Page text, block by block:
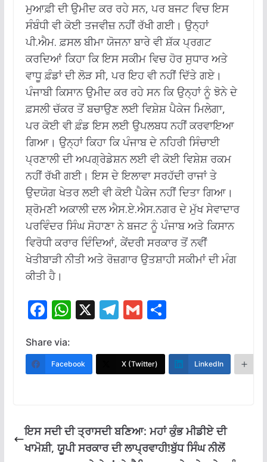
ਮੁਆਫ਼ੀ ਦੀ ਉਮੀਦ ਕਰ ਰਹੇ ਸਨ, ਪਰ ਬਜਟ ਵਿਚ ਇਸ
ਸੰਬੰਧੀ ਵੀ ਕੋਈ ਤਜਵੀਜ਼ ਨਹੀਂ ਰੱਖੀ ਗਈ। ਉਨ੍ਹਾਂ
ਪੀ.ਐਮ. ਫ਼ਸਲ ਬੀਮਾ ਯੋਜਨਾ ਬਾਰੇ ਵੀ ਸ਼ੱਕ ਪ੍ਰਗਟ
ਕਰਦਿਆਂ ਕਿਹਾ ਕਿ ਇਸ ਸਕੀਮ ਵਿਚ ਹੋਰ ਸੁਧਾਰ ਅਤੇ
ਵਾਧੂ ਫ਼ੰਡਾਂ ਦੀ ਲੋੜ ਸੀ, ਪਰ ਇਹ ਵੀ ਨਹੀਂ ਦਿੱਤੇ ਗਏ।
ਪੰਜਾਬੀ ਕਿਸਾਨ ਉਮੀਦ ਕਰ ਰਹੇ ਸਨ ਕਿ ਉਨ੍ਹਾਂ ਨੂੰ ਝੋਨੇ ਦੇ
ਫ਼ਸਲੀ ਚੱਕਰ ਤੋਂ ਬਚਾਉਣ ਲਈ ਵਿਸ਼ੇਸ਼ ਪੈਕੇਜ ਮਿਲੇਗਾ,
ਪਰ ਕੋਈ ਵੀ ਫ਼ੰਡ ਇਸ ਲਈ ਉਪਲਬਧ ਨਹੀਂ ਕਰਵਾਇਆ
ਗਿਆ। ਉਨ੍ਹਾਂ ਕਿਹਾ ਕਿ ਪੰਜਾਬ ਦੇ ਨਹਿਰੀ ਸਿੰਚਾਈ
ਪ੍ਰਣਾਲੀ ਦੀ ਅਪਗ੍ਰੇਡੇਸ਼ਨ ਲਈ ਵੀ ਕੋਈ ਵਿਸ਼ੇਸ਼ ਰਕਮ
ਨਹੀਂ ਰੱਖੀ ਗਈ। ਇਸ ਦੇ ਇਲਾਵਾ ਸਰਹੱਦੀ ਰਾਜਾਂ ਤੇ
ਉਦਯੋਗ ਖੇਤਰ ਲਈ ਵੀ ਕੋਈ ਪੈਕੇਜ ਨਹੀਂ ਦਿਤਾ ਗਿਆ।
ਸ਼੍ਰੋਮਣੀ ਅਕਾਲੀ ਦਲ ਐਸ.ਏ.ਐਸ.ਨਗਰ ਦੇ ਮੁੱਖ ਸੇਵਾਦਾਰ
ਪਰਵਿੰਦਰ ਸਿੰਘ ਸੋਹਾਣਾ ਨੇ ਬਜਟ ਨੂੰ ਪੰਜਾਬ ਅਤੇ ਕਿਸਾਨ
ਵਿਰੋਧੀ ਕਰਾਰ ਦਿੰਦਿਆਂ, ਕੇਂਦਰੀ ਸਰਕਾਰ ਤੋਂ ਨਵੀਂ
ਖੇਤੀਬਾੜੀ ਨੀਤੀ ਅਤੇ ਰੋਜ਼ਗਾਰ ਉਤਸ਼ਾਹੀ ਸਕੀਮਾਂ ਦੀ ਮੰਗ
ਕੀਤੀ ਹੈ।
F
e
b
k
W
at
s
p
X T
e
gr
G
ai
l
S
ar
e
Share via:
Facebook X (Twitter) LinkedIn
ਇਸ ਸਦੀ ਦੀ ਤ੍ਰਾਸਦੀ ਬਣਿਆ: ਮਹਾਂ ਕੁੰਭ ਮੀਡੀਏ ਦੀ
ਖਾਮੋਸ਼ੀ, ਯੂਪੀ ਸਰਕਾਰ ਦੀ ਲਾਪ੍ਰਵਾਹੀ!ਬੁੱਧ ਸਿੰਘ ਨੀਲੋਂ